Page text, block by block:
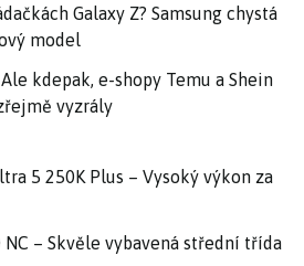
Galaxy Z? Samsung chystá
model
kdepak, e-shopy Temu a Shein
vyzrály
5 250K Plus – Vysoký výkon za
NC – Skvěle vybavená střední třída